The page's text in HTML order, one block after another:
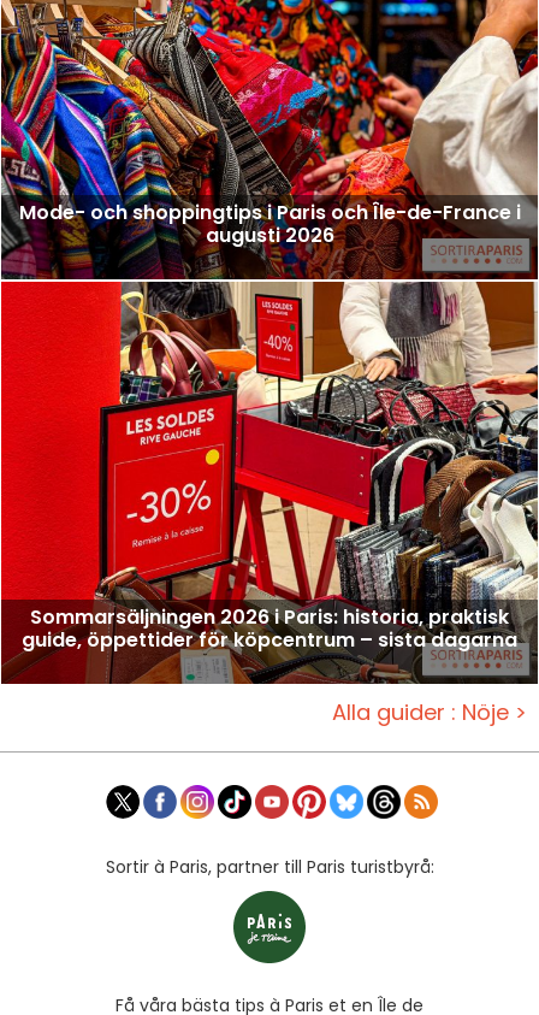
Mode- och shoppingtips i Paris och Île-de-France i
augusti 2026
Sommarsäljningen 2026 i Paris: historia, praktisk
guide, öppettider för köpcentrum – sista dagarna
Alla guider : Nöje >
Sortir à Paris, partner till Paris turistbyrå:
Få våra bästa tips à Paris et en Île de